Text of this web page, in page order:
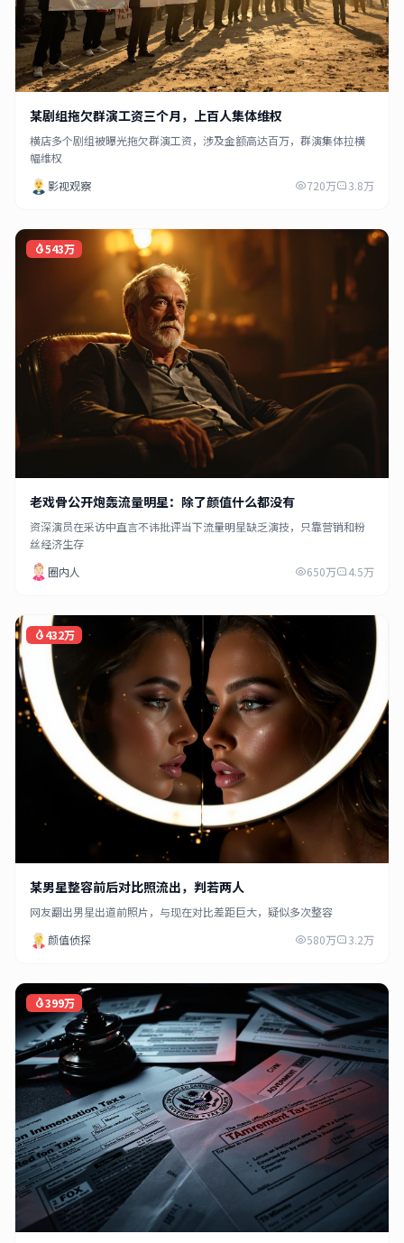
某剧组拖欠群演工资三个月，上百人集体维权
横店多个剧组被曝光拖欠群演工资，涉及金额高达百万，群演集体拉横
幅维权
影视观察
720万 3.8万
543万
老戏骨公开炮轰流量明星：除了颜值什么都没有
资深演员在采访中直言不讳批评当下流量明星缺乏演技，只靠营销和粉
丝经济生存
圈内人
650万 4.5万
432万
某男星整容前后对比照流出，判若两人
网友翻出男星出道前照片，与现在对比差距巨大，疑似多次整容
颜值侦探
580万 3.2万
399万